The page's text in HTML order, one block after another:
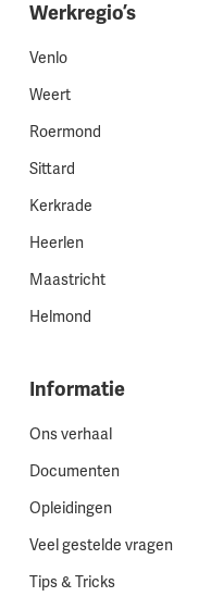
Werkregio’s
Venlo
Weert
Roermond
Sittard
Kerkrade
Heerlen
Maastricht
Helmond
Informatie
Ons verhaal
Documenten
Opleidingen
Veel gestelde vragen
Tips & Tricks